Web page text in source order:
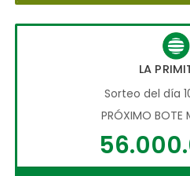
LA
Sorteo del día
PRÓXIMO BOTE